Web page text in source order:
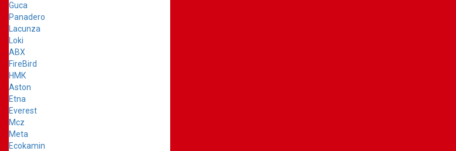
Guca
Panadero
Lacunza
Loki
ABX
FireBird
НМК
Aston
Etna
Everest
Mcz
Meta
Ecokamin